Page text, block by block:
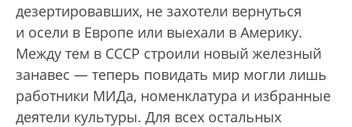
дезертировавших, не захотели вернуться
и осели в Европе или выехали в Америку.
Между тем в СССР строили новый железный
занавес — теперь повидать мир могли лишь
работники МИДа, номенклатура и избранные
деятели культуры. Для всех остальных